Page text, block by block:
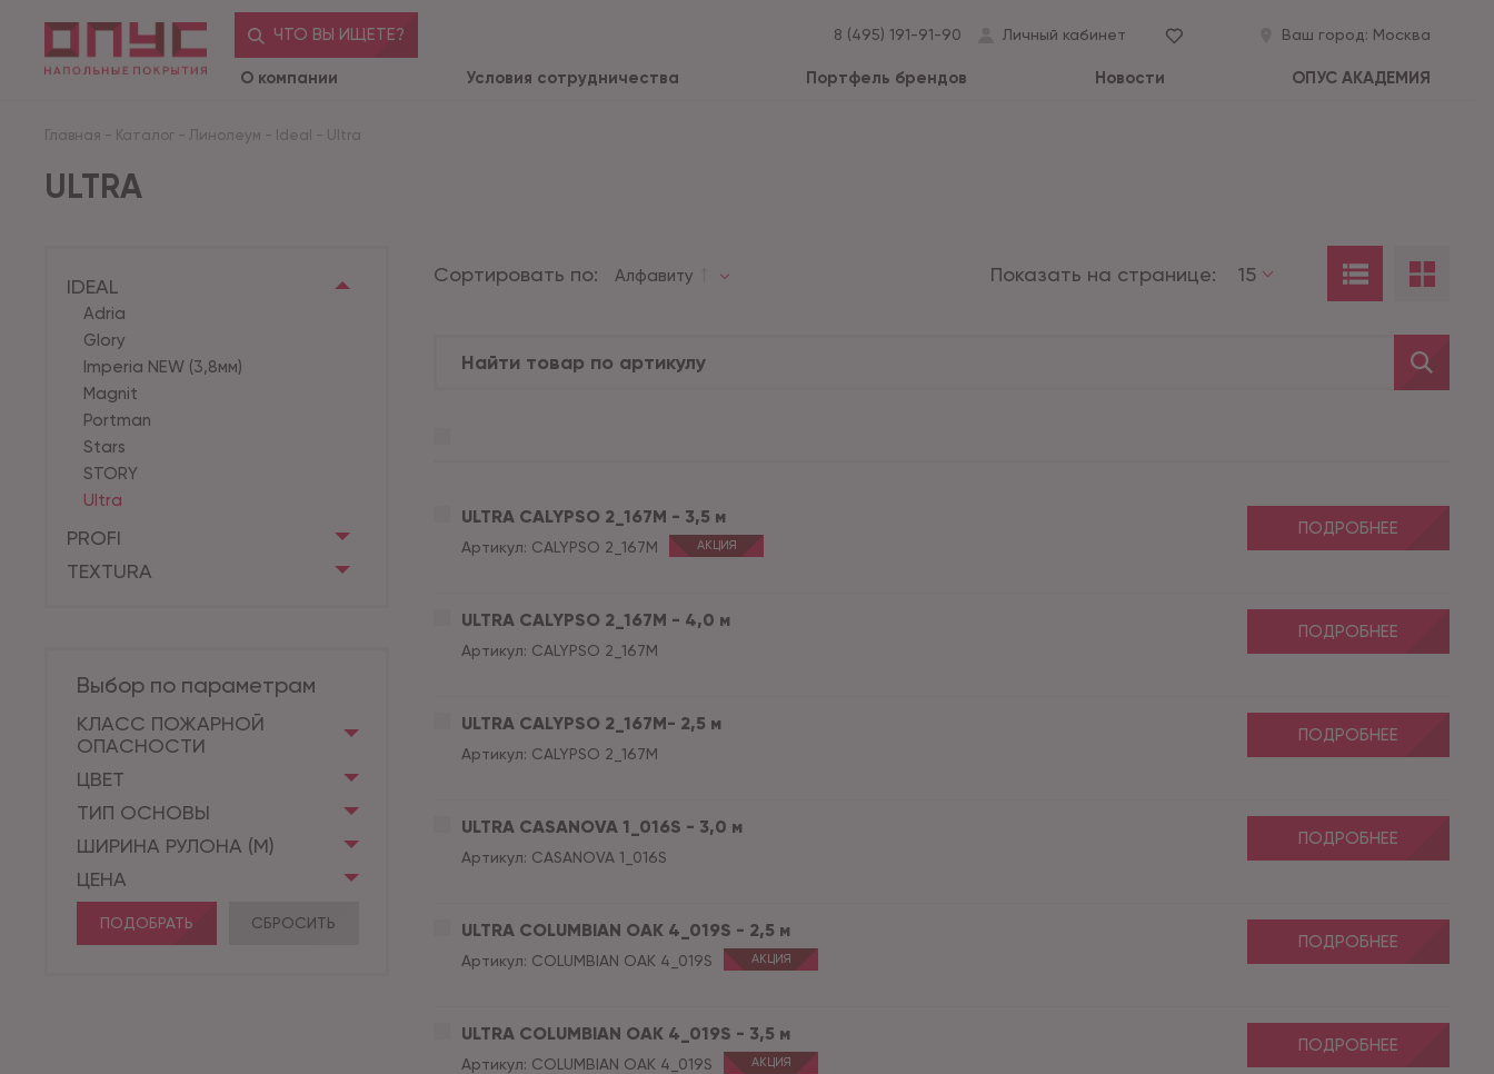
ЧТО ВЫ ИЩЕТЕ? 8 (495) 191-91-90 Личный кабинет Ваш город: Москва
О компании Условия сотрудничества Портфель брендов Новости ОПУС АКАДЕМИЯ
Главная - Каталог - Линолеум - Ideal - Ultra
ULTRA
IDEAL
Adria
Glory
Imperia NEW (3,8мм)
Magnit
Portman
Stars
STORY
Ultra
PROFI
TEXTURA
Выбор по параметрам
КЛАСС ПОЖАРНОЙ
ОПАСНОСТИ
ЦВЕТ
ТИП ОСНОВЫ
ШИРИНА РУЛОНА (М)
ЦЕНА
ПОДОБРАТЬ СБРОСИТЬ
Сортировать по: Алфавиту Показать на странице: 15
ULTRA CALYPSO 2_167M - 3,5 м
Артикул: CALYPSO 2_167M АКЦИЯ
ПОДРОБНЕЕ
ULTRA CALYPSO 2_167M - 4,0 м
Артикул: CALYPSO 2_167M
ПОДРОБНЕЕ
ULTRA CALYPSO 2_167M- 2,5 м
Артикул: CALYPSO 2_167M
ПОДРОБНЕЕ
ULTRA CASANOVA 1_016S - 3,0 м
Артикул: CASANOVA 1_016S
ПОДРОБНЕЕ
ULTRA COLUMBIAN OAK 4_019S - 2,5 м
Артикул: COLUMBIAN OAK 4_019S АКЦИЯ
ПОДРОБНЕЕ
ULTRA COLUMBIAN OAK 4_019S - 3,5 м
Артикул: COLUMBIAN OAK 4_019S АКЦИЯ
ПОДРОБНЕЕ